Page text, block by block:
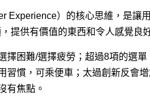
Experience）的核心思維，是讓
提供有價值的東西和令人感覺良
擇困難/選擇疲勞；超過8項的選
習慣，可乘便車；太過創新反會增
有焦點。